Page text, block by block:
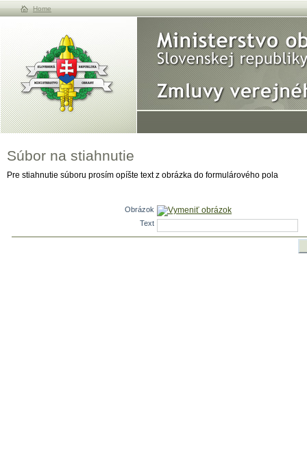
Home
Súbor na stiahnutie
Pre stiahnutie súboru prosím opíšte text z obrázka do formulárového pola
Obrázok
Vymeniť obrázok
Text